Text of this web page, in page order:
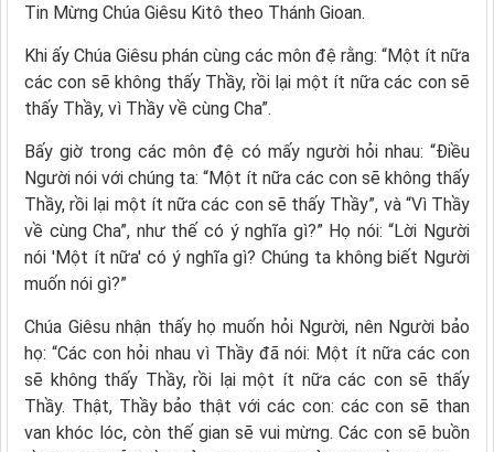
Tin Mừng Chúa Giêsu Kitô theo Thánh Gioan.
Khi ấy Chúa Giêsu phán cùng các môn đệ rằng: “Một ít nữa
các con sẽ không thấy Thầy, rồi lại một ít nữa các con sẽ
thấy Thầy, vì Thầy về cùng Cha”.
Bấy giờ trong các môn đệ có mấy người hỏi nhau: “Ðiều
Người nói với chúng ta: “Một ít nữa các con sẽ không thấy
Thầy, rồi lại một ít nữa các con sẽ thấy Thầy”, và “Vì Thầy
về cùng Cha”, như thế có ý nghĩa gì?” Họ nói: “Lời Người
nói 'Một ít nữa' có ý nghĩa gì? Chúng ta không biết Người
muốn nói gì?”
Chúa Giêsu nhận thấy họ muốn hỏi Người, nên Người bảo
họ: “Các con hỏi nhau vì Thầy đã nói: Một ít nữa các con
sẽ không thấy Thầy, rồi lại một ít nữa các con sẽ thấy
Thầy. Thật, Thầy bảo thật với các con: các con sẽ than
van khóc lóc, còn thế gian sẽ vui mừng. Các con sẽ buồn